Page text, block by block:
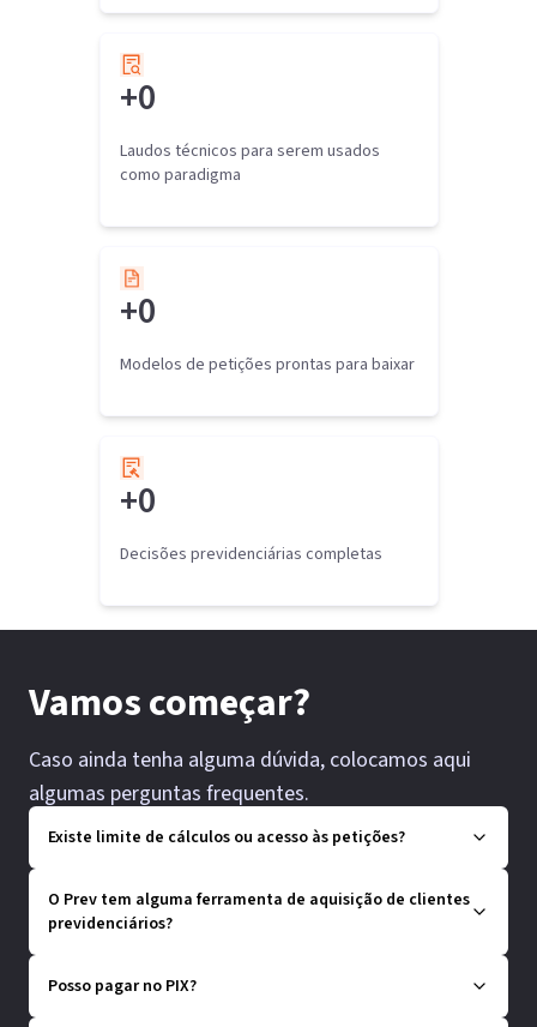
+0
Laudos técnicos para serem usados
como paradigma
+0
Modelos de petições prontas para baixar
+0
Decisões previdenciárias completas
Vamos começar?
Caso ainda tenha alguma dúvida, colocamos aqui
algumas perguntas frequentes.
Existe limite de cálculos ou acesso às petições?
O Prev tem alguma ferramenta de aquisição de clientes
previdenciários?
Posso pagar no PIX?